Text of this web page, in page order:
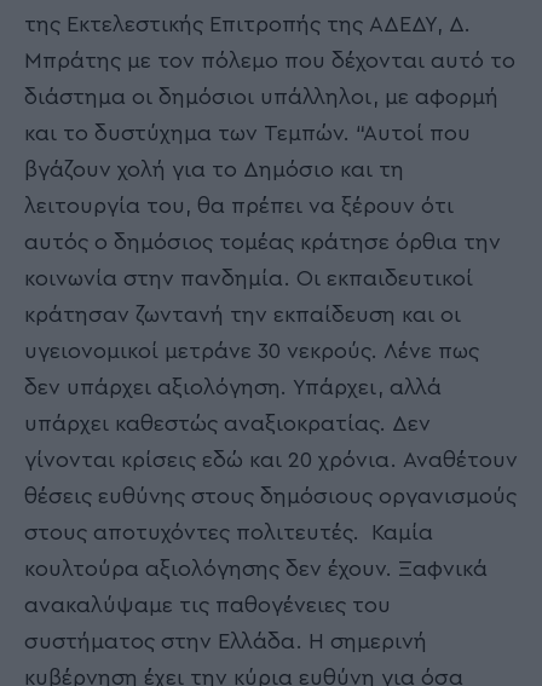
της Εκτελεστικής Επιτροπής της ΑΔΕΔΥ, Δ.
Μπράτης με τον πόλεμο που δέχονται αυτό το
διάστημα οι δημόσιοι υπάλληλοι, με αφορμή
και το δυστύχημα των Τεμπών. “Αυτοί που
βγάζουν χολή για το Δημόσιο και τη
λειτουργία του, θα πρέπει να ξέρουν ότι
αυτός ο δημόσιος τομέας κράτησε όρθια την
κοινωνία στην πανδημία. Οι εκπαιδευτικοί
κράτησαν ζωντανή την εκπαίδευση και οι
υγειονομικοί μετράνε 30 νεκρούς. Λένε πως
δεν υπάρχει αξιολόγηση. Υπάρχει, αλλά
υπάρχει καθεστώς αναξιοκρατίας. Δεν
γίνονται κρίσεις εδώ και 20 χρόνια. Αναθέτουν
θέσεις ευθύνης στους δημόσιους οργανισμούς
στους αποτυχόντες πολιτευτές. Καμία
κουλτούρα αξιολόγησης δεν έχουν. Ξαφνικά
ανακαλύψαμε τις παθογένειες του
συστήματος στην Ελλάδα. Η σημερινή
κυβέρνηση έχει την κύρια ευθύνη για όσα